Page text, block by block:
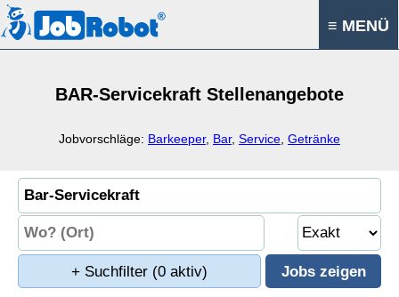
≡ MENÜ
BAR-Servicekraft Stellenangebote
Jobvorschläge: Barkeeper, Bar, Service Getränke
+ Suchfilter (0 aktiv)